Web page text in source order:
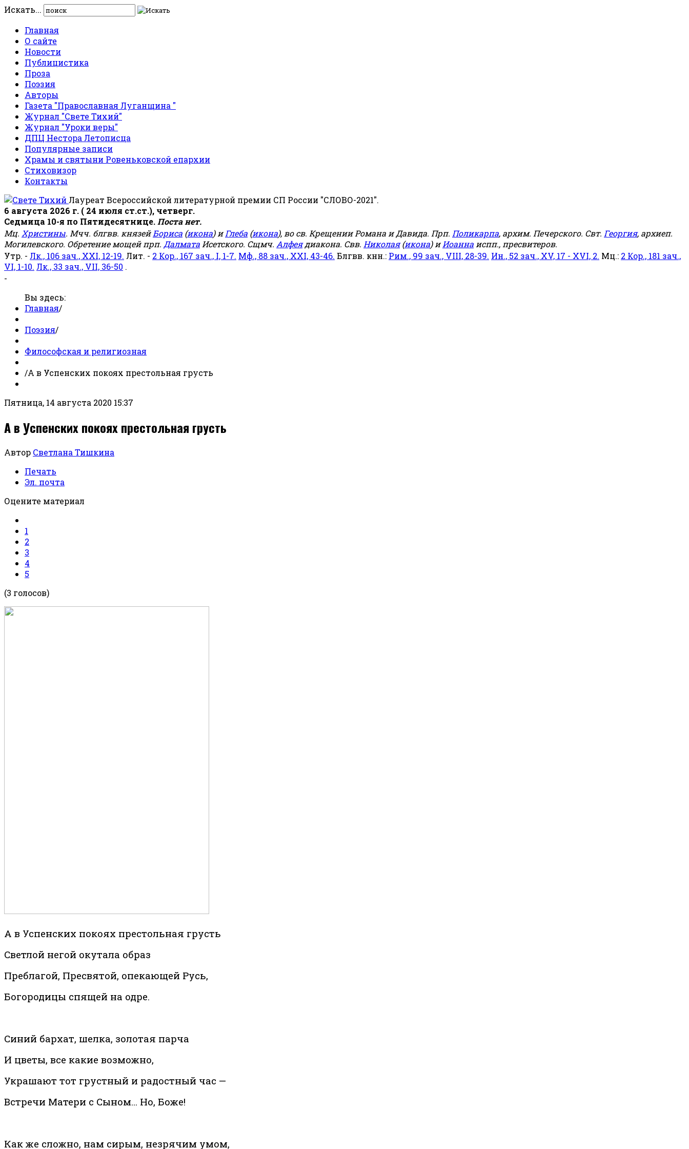
Искать...
Главная
О сайте
Новости
Публицистика
Проза
Поэзия
Авторы
Газета "Православная Луганщина "
Журнал "Свете Тихий"
Журнал "Уроки веры"
ДПЦ Нестора Летописца
Популярные записи
Храмы и святыни Ровеньковской епархии
Стиховизор
Контакты
Лауреат Всероссийской литературной премии СП России "СЛОВО-2021".
6 августа 2026 г. ( 24 июля ст.ст.), четверг.
Седмица 10-я по Пятидесятнице. Поста нет.
Мц. Христины. Мчч. блгвв. князейБориса (икона) иГлеба (икона), во св. Крещении Романа и Давида. Прп. Поликарпа, архим. Печерского. Свт. Георгия, архиеп.
Могилевского. Обретение мощей прп. Далмата Исетского. Сщмч. Алфеядиакона. Свв. Николая(икона) иИоанна испп., пресвитеров.
Утр. - Лк., 106 зач., XXI, 12-19. Лит. - 2 Кор., 167 зач., I, 1-7. Мф., 88 зач., XXI, 43-46. Блгвв. кнн.: Рим., 99 зач., VIII, 28-39. Ин., 52 зач., XV, 17 - XVI, 2. Мц.: 2 Кор., 181 зач.,
VI, 1-10. Лк., 33 зач., VII, 36-50 .
-
Вы здесь:
Главная/
Поэзия/
Философская и религиозная
/А в Успенских покоях престольная грусть
Пятница, 14 августа 2020 15:37
А в Успенских покоях престольная грусть
Автор Светлана Тишкина
Печать
Эл. почта
Оцените материал
1
2
3
4
5
(3 голосов)
А в Успенских покоях престольная грусть
Светлой негой окутала образ
Преблагой, Пресвятой, опекающей Русь,
Богородицы спящей на одре.
Синий бархат, шелка, золотая парча
И цветы, все какие возможно,
Украшают тот грустный и радостный час —
Встречи Матери с Сыном… Но, Боже!
Как же сложно, нам сирым, незрячим умом,